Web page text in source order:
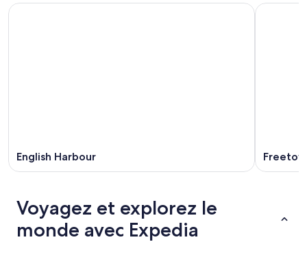
English Harbour
Voyagez et explorez le
monde avec Expedia